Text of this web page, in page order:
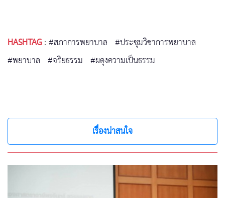
HASHTAG:#สภาการพยาบาล #ประชุมวิชาการพยาบาล
#พยาบาล #จริยธรรม #ผดุงความเป็นธรรม
เรื่องน่าสนใจ